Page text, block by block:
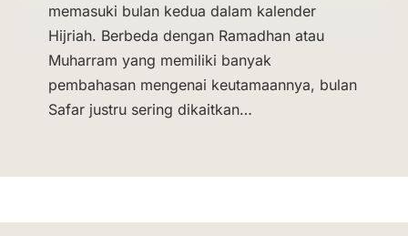
memasuki bulan kedua dalam kalender
Hijriah. Berbeda dengan Ramadhan atau
Muharram yang memiliki banyak
pembahasan mengenai keutamaannya, bulan
Safar justru sering dikaitkan…